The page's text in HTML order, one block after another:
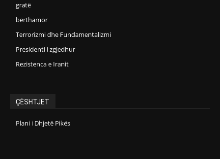
gratë
bërthamor
Terrorizmi dhe Fundamentalizmi
Presidenti i zgjedhur
Rezistenca e Iranit
ÇËSHTJET
Plani i Dhjetë Pikës